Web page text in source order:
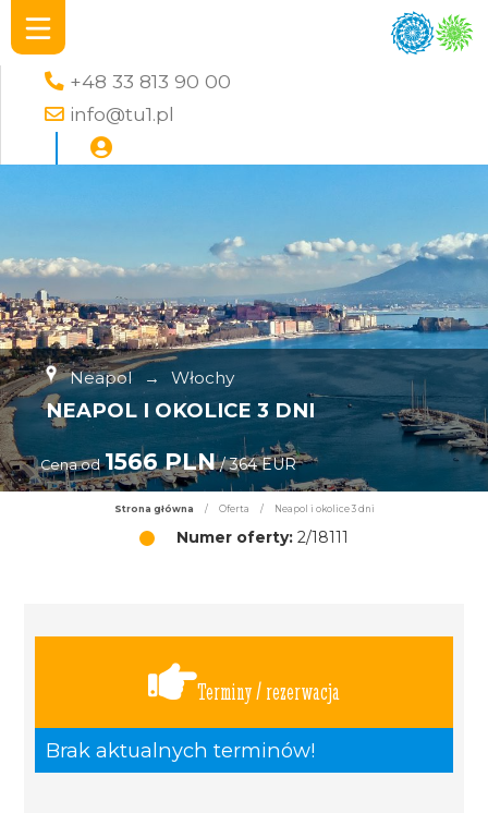
+48 33 813 90 00
info@tu1.pl
Neapol → Włochy
NEAPOL I OKOLICE 3 DNI
Cena od 1566 PLN/ 364 EUR
Strona główna / Oferta / Neapol i okolice 3 dni
Numer oferty: 2/18111
Terminy / rezerwacja
Brak aktualnych terminów!